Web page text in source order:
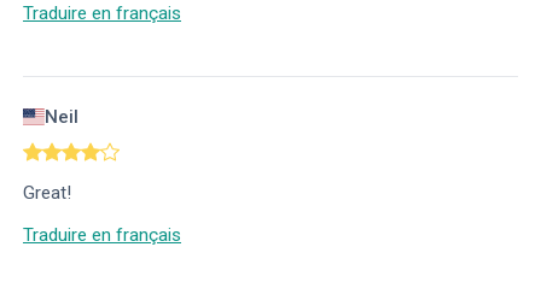
Traduire en français
Neil
Great!
Traduire en français